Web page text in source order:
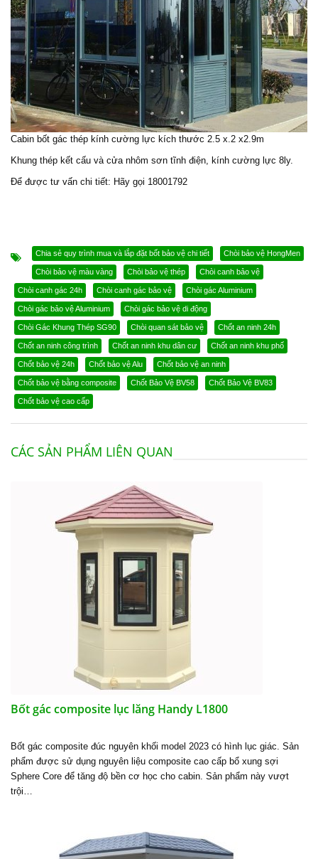
Cabin bốt gác thép kính cường lực kích thước 2.5 x.2 x2.9m
Khung thép kết cấu và cửa nhôm sơn tĩnh điện, kính cường lực 8ly.
Để được tư vấn chi tiết: Hãy gọi 18001792
Chia sẻ quy trình mua và lắp đặt bốt bảo vệ chi tiết Chòi bảo vệ HongMen
Chòi bảo vệ màu vàng Chòi bảo vệ thép Chòi canh bảo vệ
Chòi canh gác 24h Chòi canh gác bảo vệ Chòi gác Aluminium
Chòi gác bảo vệ Aluminium Chòi gác bảo vệ di động
Chòi Gác Khung Thép SG90 Chòi quan sát bảo vệ Chốt an ninh 24h
Chốt an ninh công trình Chốt an ninh khu dân cư Chốt an ninh khu phố
Chốt bảo vệ 24h Chốt bảo vệ Alu Chốt bảo vệ an ninh
Chốt bảo vệ bằng composite Chốt Bảo Vệ BV58 Chốt Bảo Vệ BV83
Chốt bảo vệ cao cấp
CÁC SẢN PHẨM LIÊN QUAN
Bốt gác composite lục lăng Handy L1800
Bốt gác composite đúc nguyên khối model 2023 có hình lục giác. Sản
phẩm được sử dụng nguyên liệu composite cao cấp bổ xung sợi
Sphere Core để tăng độ bền cơ học cho cabin. Sản phẩm này vượt
trội…